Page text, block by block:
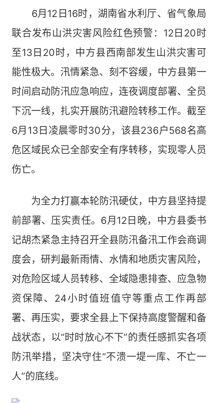
6月12日16时，湖南省水利厅、省气象局
联合发布山洪灾害风险红色预警：12日20时
至13日20时，中方县西南部发生山洪灾害可
能性极大。汛情紧急、刻不容缓，中方县第一
时间启动防汛应急响应，连夜调度部署、全员
下沉一线，扎实开展防汛避险转移工作。截至
6月13日凌晨零时30分，该县236户568名高
危区域民众已全部安全有序转移，实现零人员
伤亡。
为全力打赢本轮防汛硬仗，中方县坚持提
前部署、压实责任。6月12日晚，中方县委书
记胡杰紧急主持召开全县防汛备汛工作会商调
度会，研判最新雨情、水情和地质灾害风险，
对危险区域人员转移、全域隐患排查、应急物
资保障、24小时值班值守等重点工作再部
署、再压实，要求全县上下保持高度警醒和备
战状态，以“时时放心不下”的责任感抓实各项
防汛举措，坚决守住“不溃一堤一库、不亡一
人”的底线。